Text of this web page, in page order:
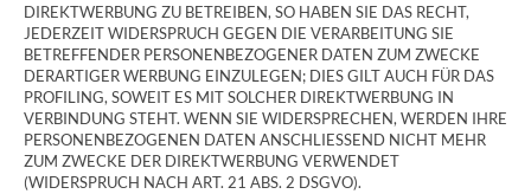
DIREKTWERBUNG ZU BETREIBEN, SO HABEN SIE DAS RECHT,
JEDERZEIT WIDERSPRUCH GEGEN DIE VERARBEITUNG SIE
BETREFFENDER PERSONENBEZOGENER DATEN ZUM ZWECKE
DERARTIGER WERBUNG EINZULEGEN; DIES GILT AUCH FÜR DAS
PROFILING, SOWEIT ES MIT SOLCHER DIREKTWERBUNG IN
VERBINDUNG STEHT. WENN SIE WIDERSPRECHEN, WERDEN IHRE
PERSONENBEZOGENEN DATEN ANSCHLIESSEND NICHT MEHR
ZUM ZWECKE DER DIREKTWERBUNG VERWENDET
(WIDERSPRUCH NACH ART. 21 ABS. 2 DSGVO).